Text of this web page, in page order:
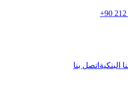
+90
البنكية اتصل بنا